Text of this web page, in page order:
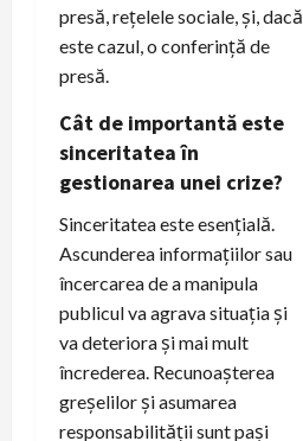
presă, rețelele sociale, și, dacă
este cazul, o conferință de
presă.
Cât de importantă este
sinceritatea în
gestionarea unei crize?
Sinceritatea este esențială.
Ascunderea informațiilor sau
încercarea de a manipula
publicul va agrava situația și
va deteriora și mai mult
încrederea. Recunoașterea
greșelilor și asumarea
responsabilității sunt pași